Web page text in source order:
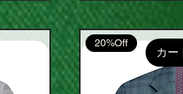
カー
20%Off